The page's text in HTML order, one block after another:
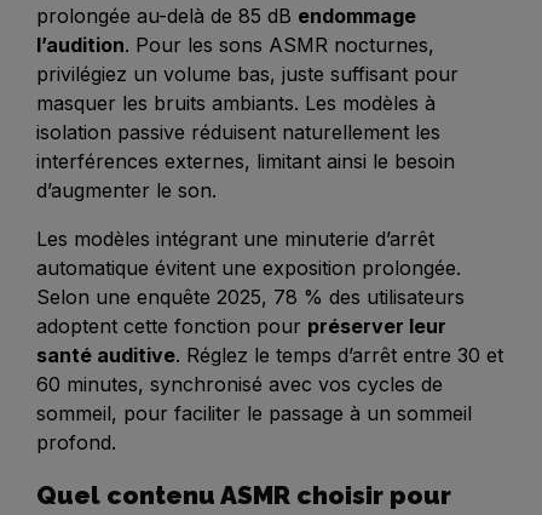
prolongée au-delà de 85 dB endommage
l’audition. Pour les sons ASMR nocturnes,
privilégiez un volume bas, juste suffisant pour
masquer les bruits ambiants. Les modèles à
isolation passive réduisent naturellement les
interférences externes, limitant ainsi le besoin
d’augmenter le son.
Les modèles intégrant une minuterie d’arrêt
automatique évitent une exposition prolongée.
Selon une enquête 2025, 78 % des utilisateurs
adoptent cette fonction pour préserver leur
santé auditive. Réglez le temps d’arrêt entre 30 et
60 minutes, synchronisé avec vos cycles de
sommeil, pour faciliter le passage à un sommeil
profond.
Quel contenu ASMR choisir pour